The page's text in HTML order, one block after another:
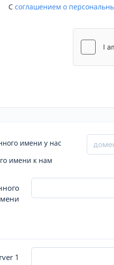
С соглашением о
имени у нас
имени к нам
1